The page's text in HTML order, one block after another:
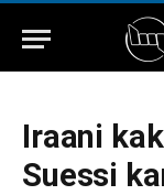
Iraani
Suessi